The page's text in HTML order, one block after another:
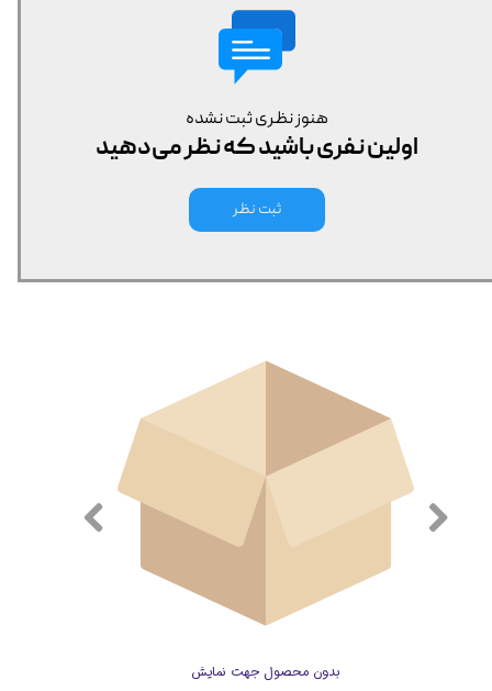
هنوز نظری ثبت نشده
اولین نفری باشید که نظر می‌دهید
ثبت نظر
بدون محصول جهت نمایش